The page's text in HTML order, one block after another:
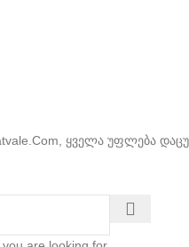
ყველა უფლება